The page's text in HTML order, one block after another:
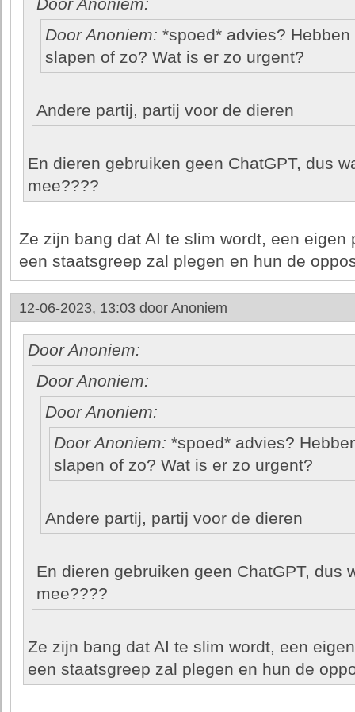
Door Anoniem:
Door Anoniem: *spoed* advies?
slapen of zo? Wat is er zo urgent?
Andere partij, partij voor de dieren
En dieren gebruiken geen ChatGPT, dus
mee????
Ze zijn bang dat AI te slim wordt, een eigen
een staatsgreep zal plegen en hun de
12-06-2023, 13:03 door Anoniem
Door Anoniem:
Door Anoniem:
Door Anoniem:
Door Anoniem: *spoed* advies?
slapen of zo? Wat is er zo urgent?
Andere partij, partij voor de dieren
En dieren gebruiken geen ChatGPT, dus
mee????
Ze zijn bang dat AI te slim wordt, een
een staatsgreep zal plegen en hun de